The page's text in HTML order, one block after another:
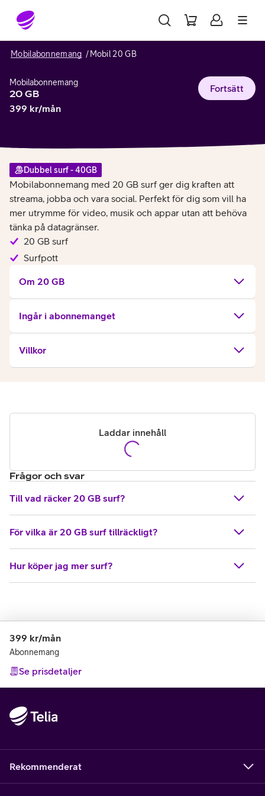
Gå till sidans innehåll
Mobilabonnemang Mobil 20 GB
Mobilabonnemang
20 GB
Fortsätt
399 kr/mån
Dubbel surf - 40GB
Mobilabonnemang med 20 GB surf ger dig kraften att
streama, jobba och vara social. Perfekt för dig som vill ha
mer utrymme för video, musik och appar utan att behöva
tänka på datagränser.
20 GB surf
Surfpott
Om 20 GB
Ingår i abonnemanget
Villkor
Laddar innehåll
Frågor och svar
Till vad räcker 20 GB surf?
För vilka är 20 GB surf tillräckligt?
Hur köper jag mer surf?
399 kr/mån
Abonnemang
Se prisdetaljer
Rekommenderat